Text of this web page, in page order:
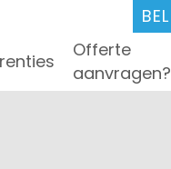
BEL
Offerte
aanvragen?